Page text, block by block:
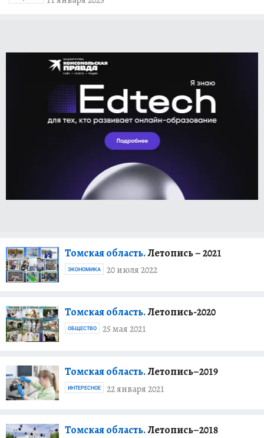
Томская область.Летопись – 2021
20 июля 2022
ЭКОНОМИКА
Томская область.Летопись-2020
25 мая 2021
ОБЩЕСТВО
Томская область.Летопись–2019
22 января 2021
ИНТЕРЕСНОЕ
Томская область.Летопись–2018